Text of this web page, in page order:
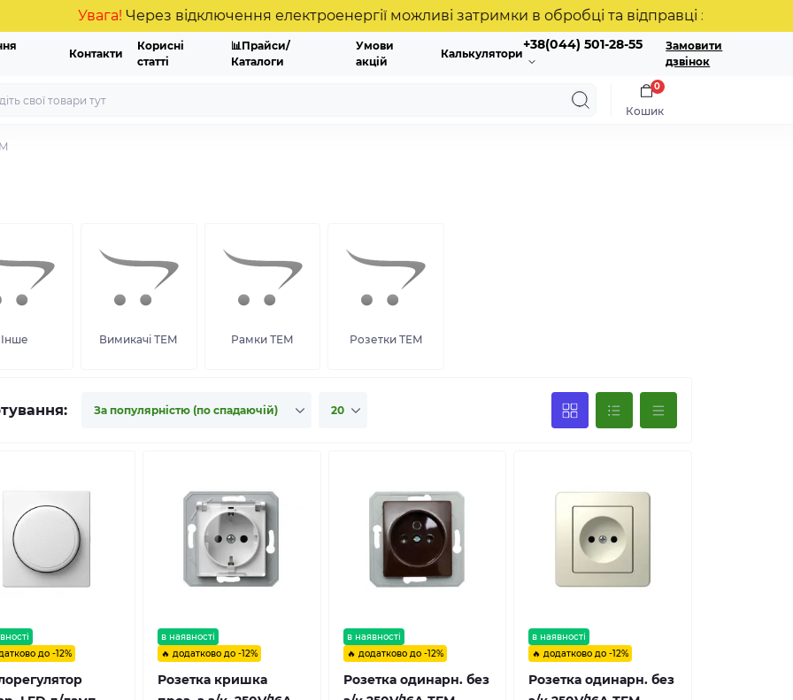
Увага!Через відключення електроенергії можливі затримки в обробці та відправці замовлень.
Контакти
Корисні
статті
📊Прайси/
Каталоги
Умови
акцій
Калькулятори
+38(044) 501-28-55
Замовити
дзвінок
Кошик
0
Інше Вимикачі ТЕМ Рамки ТЕМ Розетки ТЕМ
до -12%
в наявності
🔥 додатково до -12%
Розетка кришка
в наявності
🔥 додатково до -12%
Розетка одинарн. без
в наявності
🔥 додатково до -12%
Розетка одинарн. без